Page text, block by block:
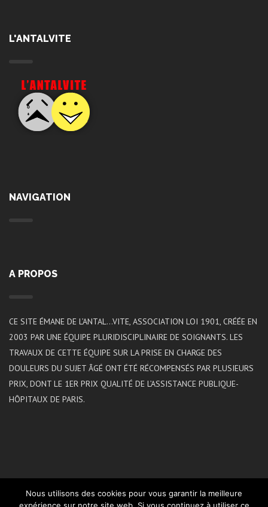
L'ANTALVITE
NAVIGATION
A PROPOS
CE SITE ÉMANE DE L’ANTAL…VITE, ASSOCIATION LOI 1901, CRÉÉE EN
2003 PAR UNE ÉQUIPE PLURIDISCIPLINAIRE DE SOIGNANTS. LES
TRAVAUX DE CETTE ÉQUIPE SUR LA PRISE EN CHARGE DES
DOULEURS DU SUJET ÂGÉ ONT ÉTÉ RÉCOMPENSÉS PAR PLUSIEURS
PRIX, DONT LE 1ER PRIX QUALITÉ DE L’ASSISTANCE PUBLIQUE-
HÔPITAUX DE PARIS.
Nous utilisons des cookies pour vous garantir la meilleure